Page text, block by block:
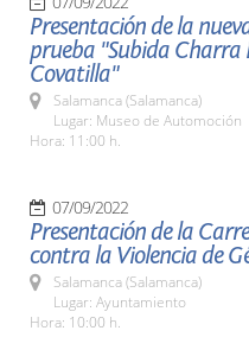
Presentación de la
prueba "Subida Charra
Covatilla"
Salamanca (Salamanca)
Lugar: Museo de Automoción
Hora: 11:00 h.
07/09/2022
Presentación de la
contra la Violencia de
Salamanca (Salamanca)
Lugar: Ayuntamiento
Hora: 10:00 h.